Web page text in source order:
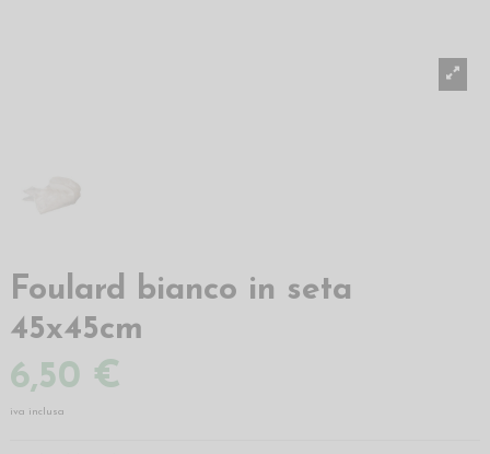
Foulard bianco in seta
45x45cm
6,50 €
iva inclusa